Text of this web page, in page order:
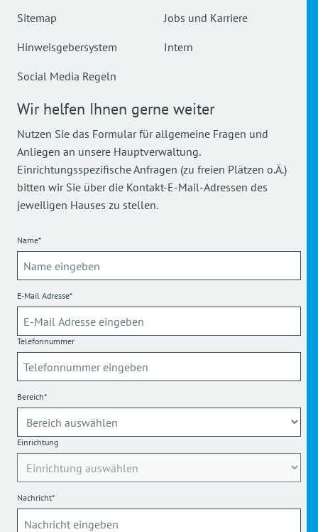
Sitemap
Hinweisgebersystem
Social Media Regeln
Jobs und Karriere
Intern
Wir helfen Ihnen gerne weiter
Nutzen Sie das Formular für allgemeine Fragen und
Anliegen an unsere Hauptverwaltung.
Einrichtungsspezifische Anfragen (zu freien Plätzen o.Ä.)
bitten wir Sie über die Kontakt-E-Mail-Adressen des
jeweiligen Hauses zu stellen.
Name*
E-Mail Adresse*
Telefonnummer
Bereich*
Einrichtung
Nachricht*